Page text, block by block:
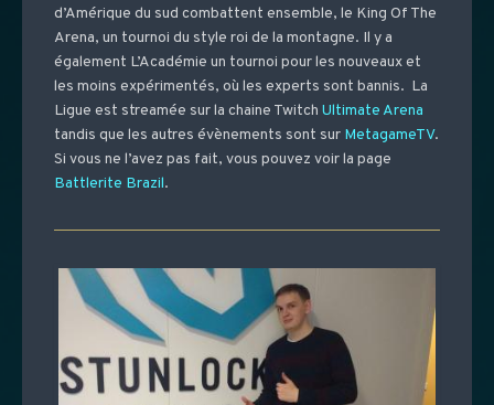
d’Amérique du sud combattent ensemble, le King Of The
Arena, un tournoi du style roi de la montagne. Il y a
également L’Académie un tournoi pour les nouveaux et
les moins expérimentés, où les experts sont bannis. La
Ligue est streamée sur la chaine Twitch Ultimate Arena
tandis que les autres évènements sont sur MetagameTV.
Si vous ne l’avez pas fait, vous pouvez voir la page
Battlerite Brazil.